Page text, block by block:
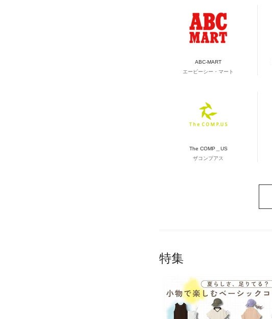
ABC-MART
エービーシー・マート
The COMP＿US
ザコンプアス
特集